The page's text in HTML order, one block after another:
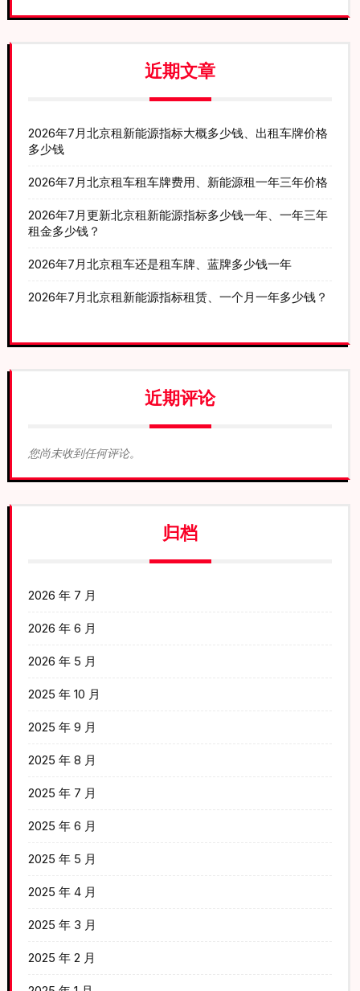
近期文章
2026年7月北京租新能源指标大概多少钱、出租车牌价格
多少钱
2026年7月北京租车租车牌费用、新能源租一年三年价格
2026年7月更新北京租新能源指标多少钱一年、一年三年
租金多少钱？
2026年7月北京租车还是租车牌、蓝牌多少钱一年
2026年7月北京租新能源指标租赁、一个月一年多少钱？
近期评论
您尚未收到任何评论。
归档
2026 年 7 月
2026 年 6 月
2026 年 5 月
2025 年 10 月
2025 年 9 月
2025 年 8 月
2025 年 7 月
2025 年 6 月
2025 年 5 月
2025 年 4 月
2025 年 3 月
2025 年 2 月